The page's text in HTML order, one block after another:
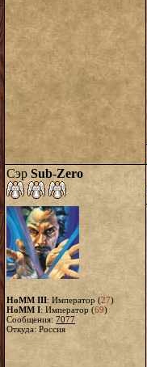
Сэр Sub-Zero
HoMM III: Император (27)
HoMM I: Император (69)
Сообщения: 7077
Откуда: Россия